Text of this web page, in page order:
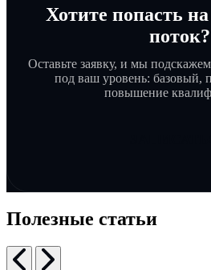
Хотите попасть
поток?
Оставьте заявку, и мы
под ваш уровень: базовый,
повышение
Полезные статьи